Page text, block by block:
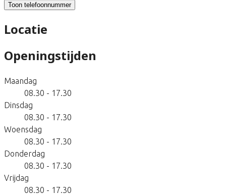
Toon telefoonnummer
Locatie
Openingstijden
Maandag
08.30 - 17.30
Dinsdag
08.30 - 17.30
Woensdag
08.30 - 17.30
Donderdag
08.30 - 17.30
Vrijdag
08.30 - 17.30